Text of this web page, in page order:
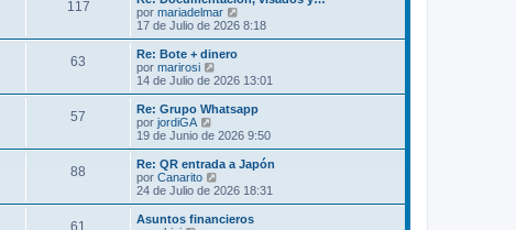
s
a
j
e
o
m
e
s
j
e
l
t
m
o
m
e
s
a
j
e
117
por mariadelmar
e
r
t
o
m
e
s
j
e
17 de Julio de 2026 8:18
63
Re: Bote + dinero
por marirosi
e
r
ú
t
m
o
m
e
s
14 de Julio de 2026 13:01
57
Re: Grupo Whatsapp
por jordiGA
e
r
ú
l
t
o
19 de Junio de 2026 9:50
88
Re: QR entrada a Japón
por Canarito
e
r
ú
24 de Julio de 2026 18:31
61
Asuntos financieros